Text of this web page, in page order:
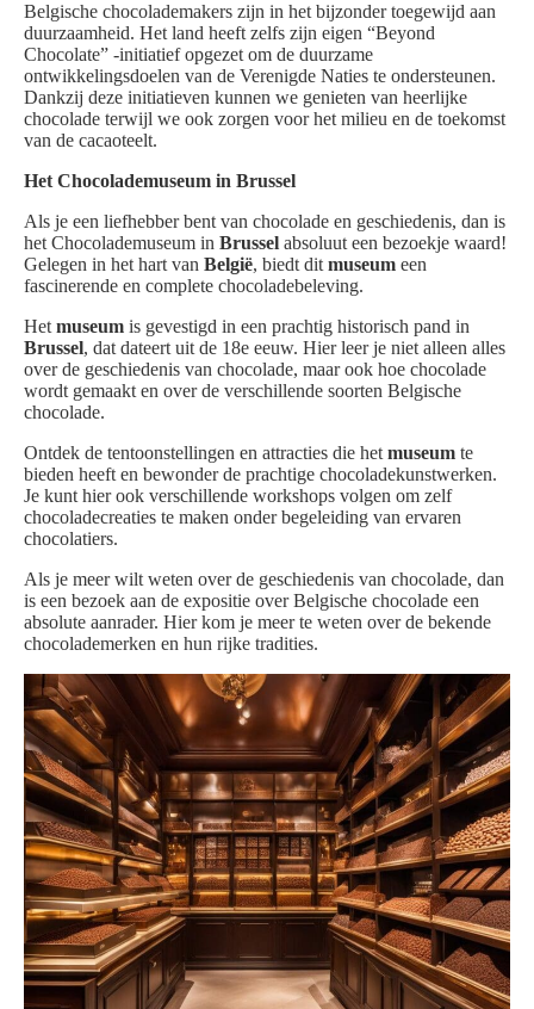
Belgische chocolademakers zijn in het bijzonder toegewijd aan
duurzaamheid. Het land heeft zelfs zijn eigen “Beyond
Chocolate” -initiatief opgezet om de duurzame
ontwikkelingsdoelen van de Verenigde Naties te ondersteunen.
Dankzij deze initiatieven kunnen we genieten van heerlijke
chocolade terwijl we ook zorgen voor het milieu en de toekomst
van de cacaoteelt.
Het Chocolademuseum in Brussel
Als je een liefhebber bent van chocolade en geschiedenis, dan is
het Chocolademuseum in Brussel absoluut een bezoekje waard!
Gelegen in het hart van België, biedt dit museum een
fascinerende en complete chocoladebeleving.
Het museum is gevestigd in een prachtig historisch pand in
Brussel, dat dateert uit de 18e eeuw. Hier leer je niet alleen alles
over de geschiedenis van chocolade, maar ook hoe chocolade
wordt gemaakt en over de verschillende soorten Belgische
chocolade.
Ontdek de tentoonstellingen en attracties die het museum te
bieden heeft en bewonder de prachtige chocoladekunstwerken.
Je kunt hier ook verschillende workshops volgen om zelf
chocoladecreaties te maken onder begeleiding van ervaren
chocolatiers.
Als je meer wilt weten over de geschiedenis van chocolade, dan
is een bezoek aan de expositie over Belgische chocolade een
absolute aanrader. Hier kom je meer te weten over de bekende
chocolademerken en hun rijke tradities.